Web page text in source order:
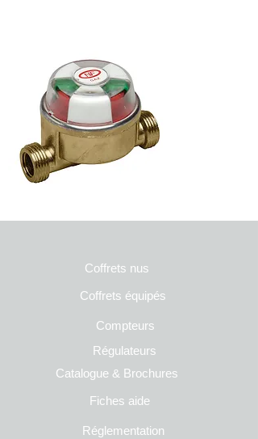
Coffrets nus
Coffrets équipés
Compteurs
Régulateurs
Catalogue & Brochures
Fiches aide
Réglementation